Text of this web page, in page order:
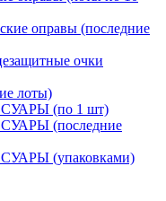
оправы (последние
очки
лоты)
(по 1 шт)
(последние
(упаковками)